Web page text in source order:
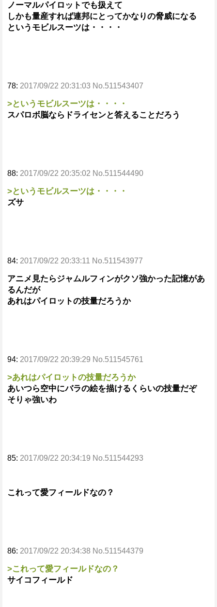
ノーマルパイロットでも扱えて
しかも量産すれば連邦にとってかなりの脅威になる
というモビルスーツは・・・・
78: 2017/09/22 20:31:03 No.511543407
>というモビルスーツは・・・・
スパロボ脳ならドライセンと答えることだろう
88: 2017/09/22 20:35:02 No.511544490
>というモビルスーツは・・・・
ズサ
84: 2017/09/22 20:33:11 No.511543977
アニメ見たらジャムルフィンがクソ強かった記憶があ
るんだが
あれはパイロットの技量だろうか
94: 2017/09/22 20:39:29 No.511545761
>あれはパイロットの技量だろうか
あいつら空中にバラの絵を描けるくらいの技量だぞ
そりゃ強いわ
85: 2017/09/22 20:34:19 No.511544293
これって愛フィールドなの？
86: 2017/09/22 20:34:38 No.511544379
>これって愛フィールドなの？
サイコフィールド